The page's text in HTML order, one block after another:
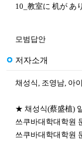
10_教室に 机が あ
모범답안
저자소개
채성식, 조영남, 아
★ 채성식(蔡盛植)
쓰쿠바대학대학원
쓰쿠바대학대학원